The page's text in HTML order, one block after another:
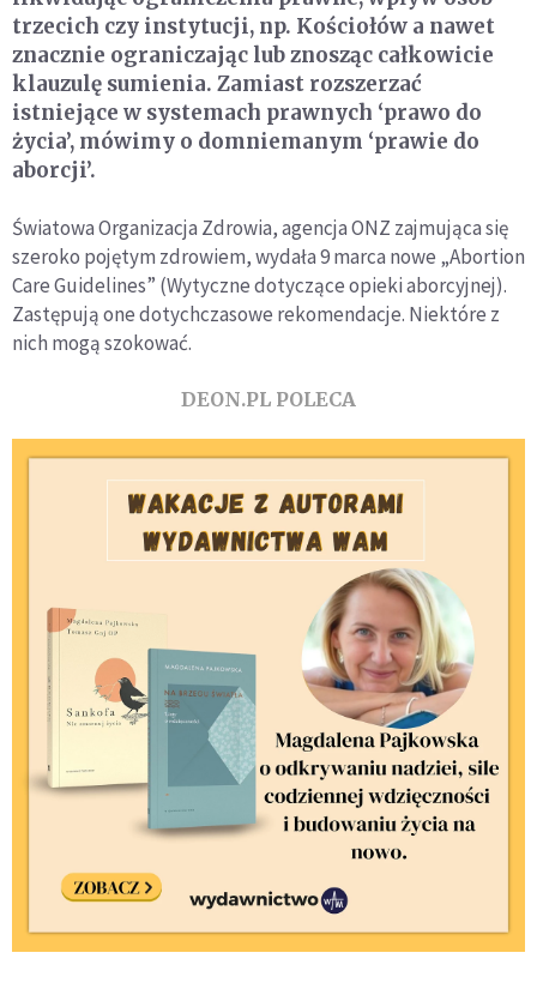
trzecich czy instytucji, np. Kościołów a nawet
znacznie ograniczając lub znosząc całkowicie
klauzulę sumienia. Zamiast rozszerzać
istniejące w systemach prawnych ‘prawo do
życia’, mówimy o domniemanym ‘prawie do
aborcji’.
Światowa Organizacja Zdrowia, agencja ONZ zajmująca się
szeroko pojętym zdrowiem, wydała 9 marca nowe „Abortion
Care Guidelines” (Wytyczne dotyczące opieki aborcyjnej).
Zastępują one dotychczasowe rekomendacje. Niektóre z
nich mogą szokować.
DEON.PL POLECA